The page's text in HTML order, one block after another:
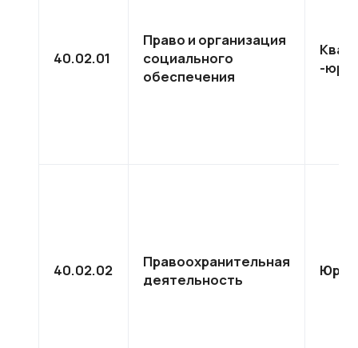
40.02.01
Право и организация
социального
обеспечения
-
40.02.02
Правоохранительная
деятельность